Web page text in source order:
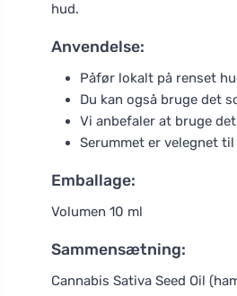
hud.
Anvendelse:
Påfør lokalt på renset
Du kan også bruge det
Vi anbefaler at bruge
Serummet er velegnet
Emballage:
Volumen 10 ml
Sammensætning:
Cannabis Sativa Seed Oil